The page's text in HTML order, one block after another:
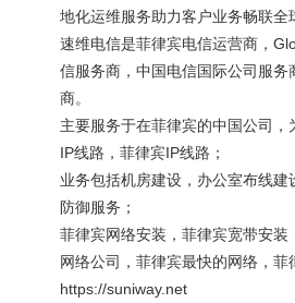
地化运维服务助力客户业务畅联全
速维电信是菲律宾电信运营商，
信服务商，中国电信国际公司服务
商。
主要服务于在菲律宾的中国公司
IP线路，菲律宾IP线路；
业务包括机房建设，办公室布线
防御服务；
菲律宾网络安装，菲律宾宽带安装
网络公司，菲律宾最快的网络，菲
https://suniway.net